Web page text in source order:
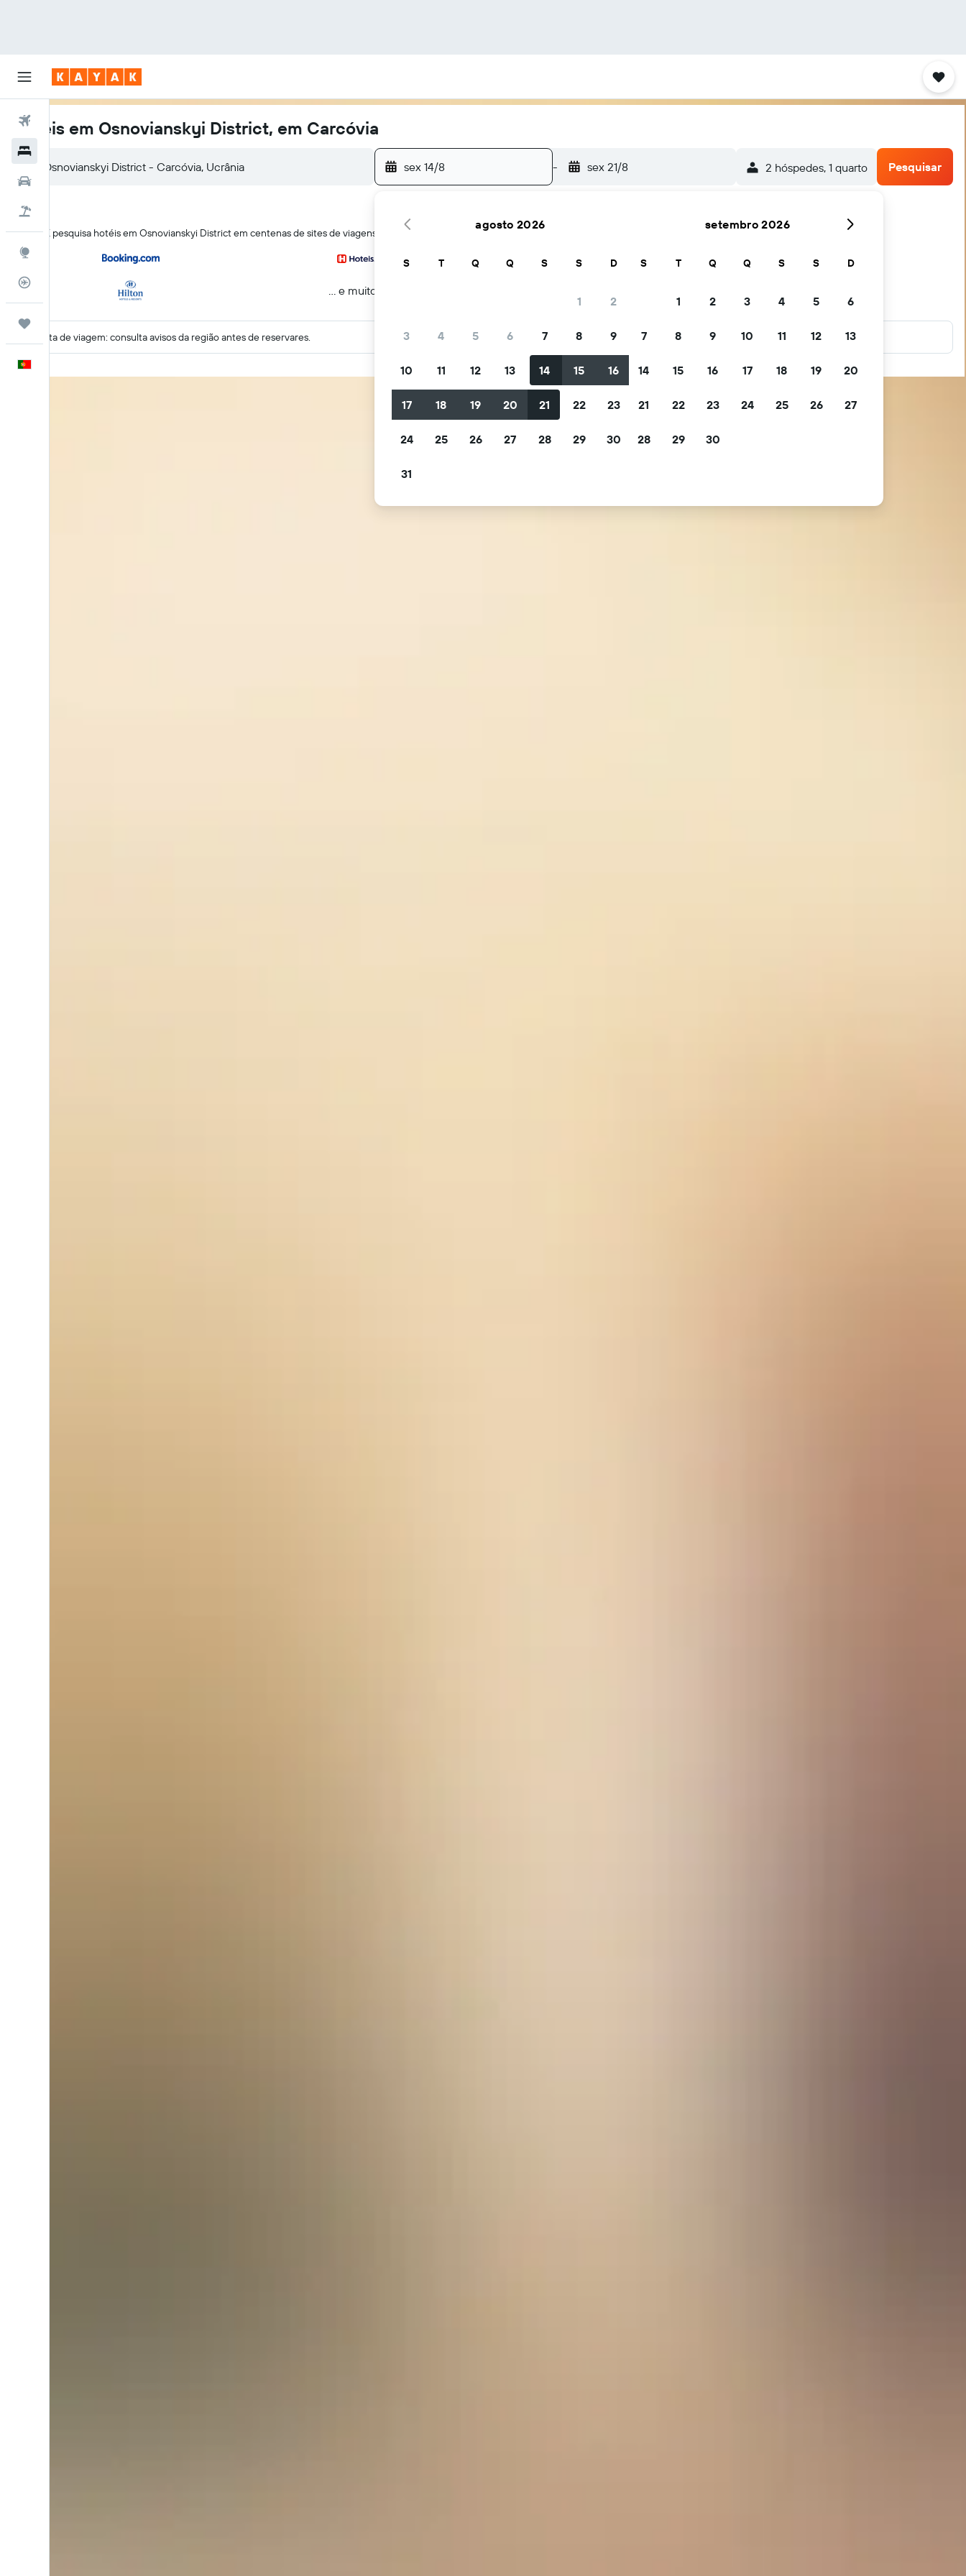
Voos
Monitorizador de voos
Trips
Hotéis em Osnovianskyi District, em Carcóvia
sex 14/8 - sex 21/8 2 hóspedes, 1 quarto Pesquisar
A KAYAK pesquisa hotéis em Osnovianskyi District em centenas de sites de viagens ao mesmo tempo
... e muito mais
Alerta de viagem: consulta avisos da região antes de reservares.
agosto 2026
S T Q Q S S D
1 2
3 4 5 6 7 8 9
10 11 12 13 14 15 16
17 18 19 20 21 22 23
24 25 26 27 28 29 30
31
setembro 2026
S T Q Q S S D
1 2 3 4 5 6
7 8 9 10 11 12 13
14 15 16 17 18 19 20
21 22 23 24 25 26 27
28 29 30